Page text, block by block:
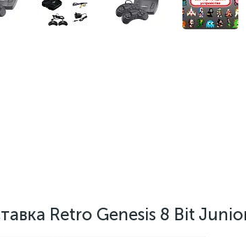
Retro Genesis 8 Bit